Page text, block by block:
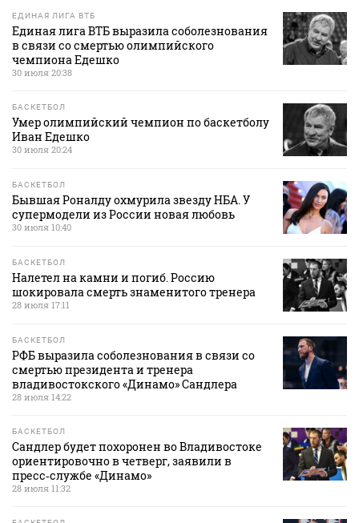
ЕДИНАЯ ЛИГА ВТБ
Единая лига ВТБ выразила соболезнования
в связи со смертью олимпийского
чемпиона Едешко
30 июля 20:38
БАСКЕТБОЛ
Умер олимпийский чемпион по баскетболу
Иван Едешко
30 июля 20:24
БАСКЕТБОЛ
Бывшая Роналду охмурила звезду НБА. У
супермодели из России новая любовь
30 июля 10:40
БАСКЕТБОЛ
Налетел на камни и погиб. Россию
шокировала смерть знаменитого тренера
28 июля 17:11
БАСКЕТБОЛ
РФБ выразила соболезнования в связи со
смертью президента и тренера
владивостокского «Динамо» Сандлера
28 июля 14:22
БАСКЕТБОЛ
Сандлер будет похоронен во Владивостоке
ориентировочно в четверг, заявили в
пресс‑службе «Динамо»
28 июля 11:32